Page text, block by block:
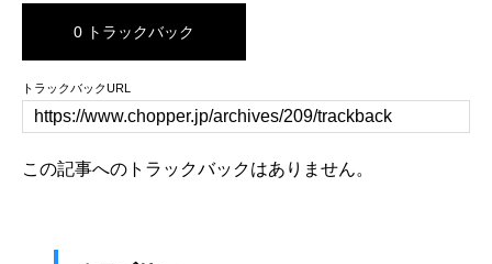
0 トラックバック
トラックバックURL
この記事へのトラックバックはありません。